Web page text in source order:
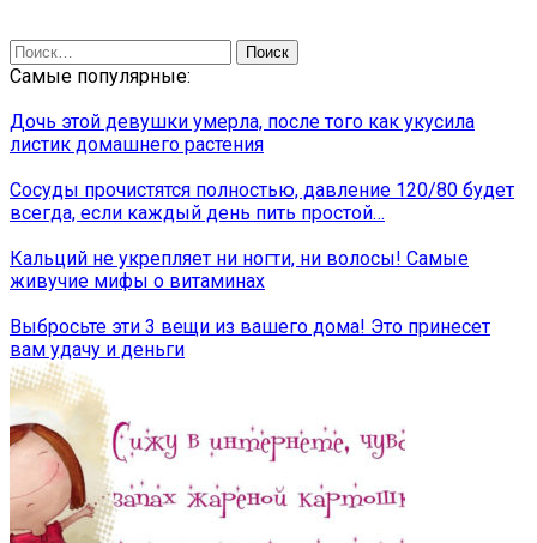
Найти:
Самые популярные:
Дочь этой девушки умерла, после того как укусила
листик домашнего растения
Сосуды прочистятся полностью, давление 120/80 будет
всегда, если каждый день пить простой…
Кальций не укрепляет ни ногти, ни волосы! Самые
живучие мифы о витаминах
Выбросьте эти 3 вещи из вашего дома! Это принесет
вам удачу и деньги